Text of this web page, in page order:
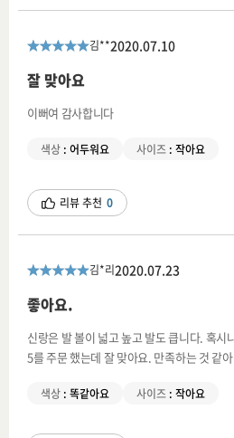
김**2020.07.10
잘 맞아요
이뻐여 감사합니다
색상 : 어두워요 사이즈 : 작아요
리뷰 추천 0
김*리2020.07.23
좋아요.
신랑은 발 볼이 넓고 높고 발도 큽니다. 혹시
5를 주문 했는데 잘 맞아요. 만족하는 것 같
색상 : 똑같아요 사이즈 : 작아요